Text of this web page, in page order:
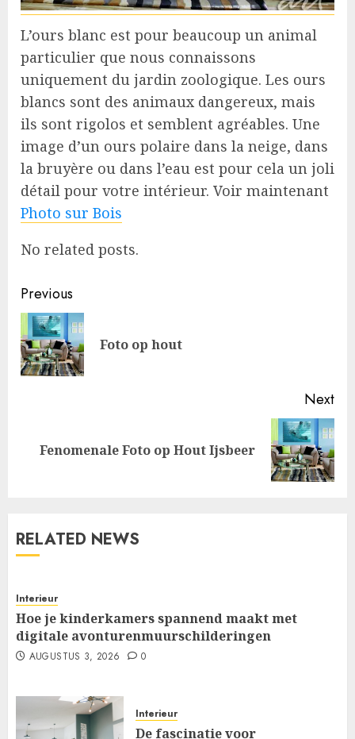
L’ours blanc est pour beaucoup un animal
particulier que nous connaissons
uniquement du jardin zoologique. Les ours
blancs sont des animaux dangereux, mais
ils sont rigolos et semblent agréables. Une
image d’un ours polaire dans la neige, dans
la bruyère ou dans l’eau est pour cela un joli
détail pour votre intérieur. Voir maintenant
Photo sur Bois
No related posts.
Post
navigation
Previous
Foto op hout
Next
Next
Fenomenale Foto op Hout Ijsbeer
RELATED NEWS
Interieur
Hoe je kinderkamers spannend maakt met
digitale avonturenmuurschilderingen
AUGUSTUS 3, 2026 0
Interieur
De fascinatie voor